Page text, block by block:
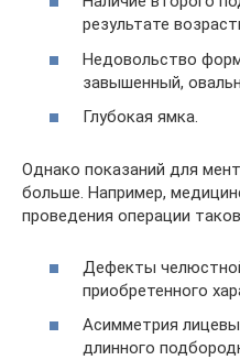
результате
Недовольство
завышенный,
Глубокая ямка.
Однако показаний для
больше. Например,
проведения операции
Дефекты
приобретенного
Асимметрия
длинного